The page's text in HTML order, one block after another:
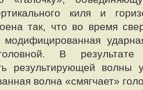
киля и
так, что во время
В
результирующей волны
волна «смягчает»